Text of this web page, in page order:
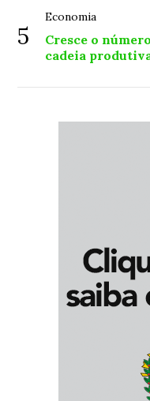
5
Economia
Cresce o
cadeia